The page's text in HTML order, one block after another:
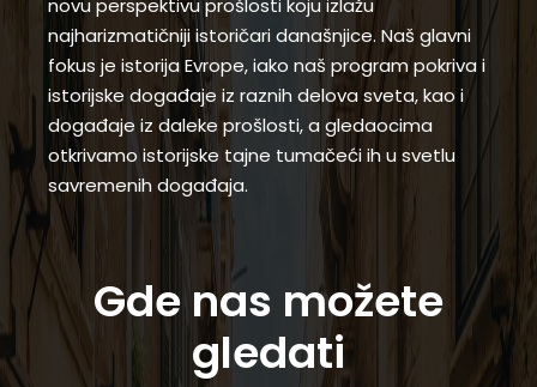
novu perspektivu prošlosti koju izlažu
najharizmatičniji istoričari današnjice. Naš glavni
fokus je istorija Evrope, iako naš program pokriva i
istorijske događaje iz raznih delova sveta, kao i
događaje iz daleke prošlosti, a gledaocima
otkrivamo istorijske tajne tumačeći ih u svetlu
savremenih događaja.
Gde nas možete
gledati